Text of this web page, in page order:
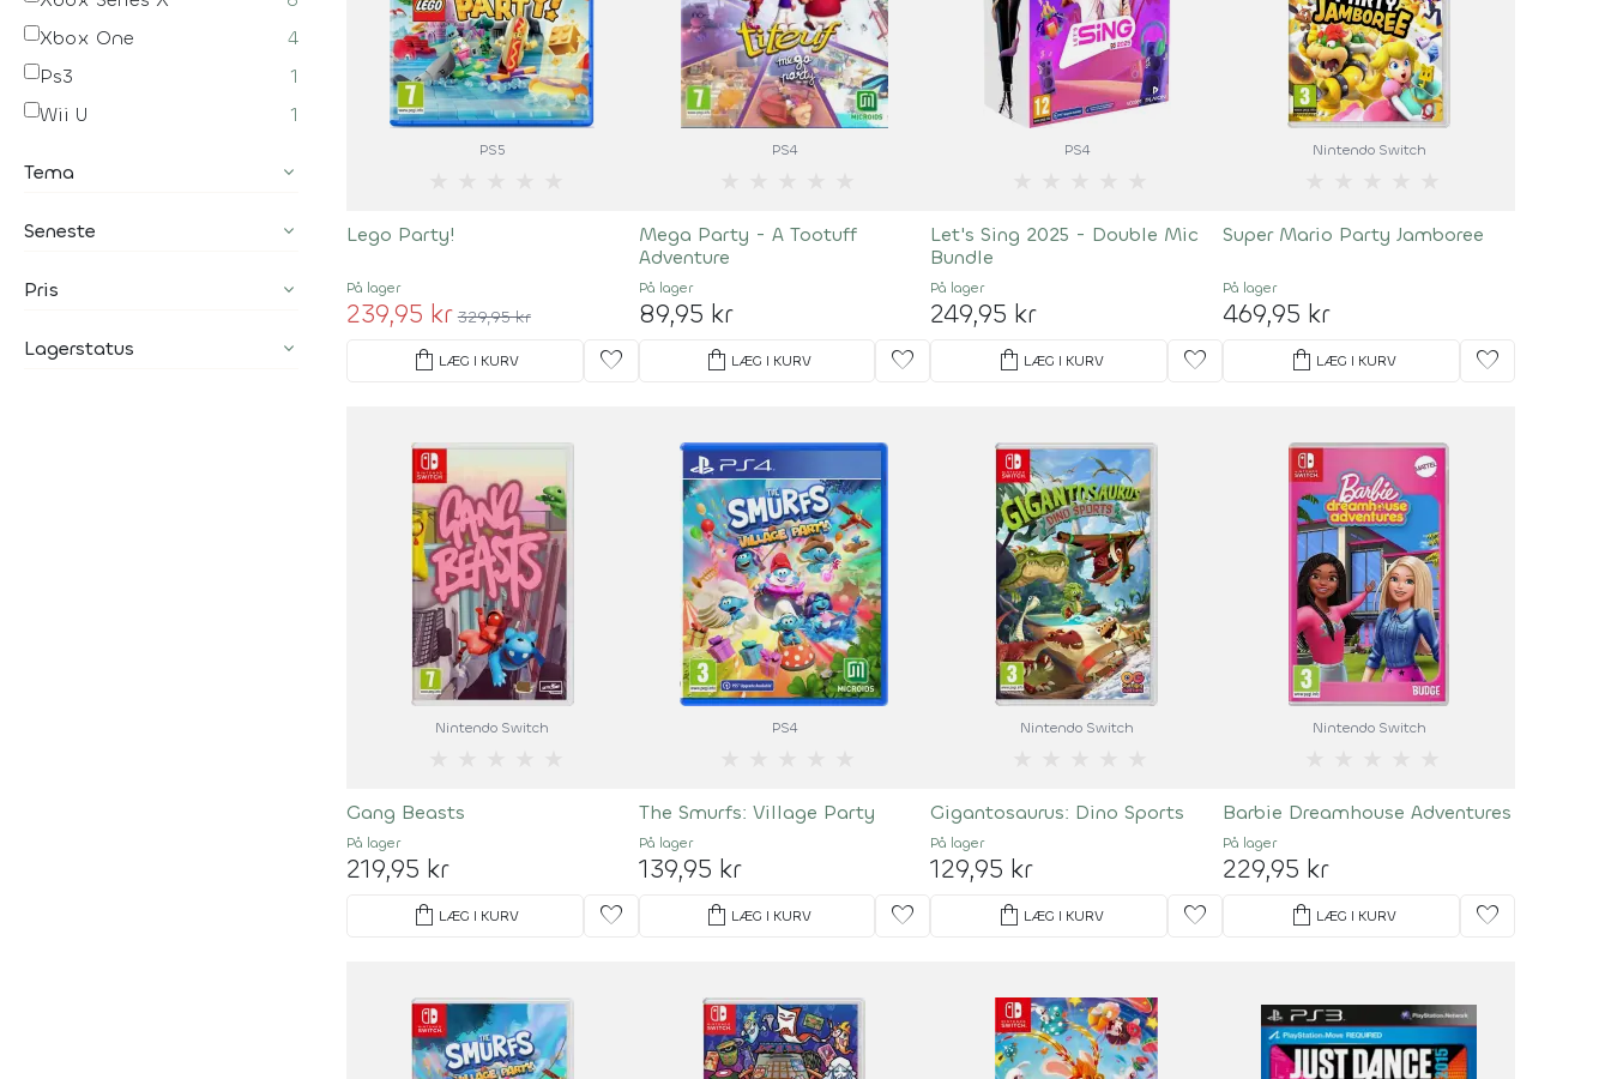
Xbox One
4
Ps3
1
Wii U
1
Tema
Seneste
Pris
Lagerstatus
PS5
Lego Party!
På lager
239,95 kr 329,95 kr
shopping_bag LÆG I KURV favorite
PS4
Mega Party - A Tootuff
Adventure
På lager
89,95 kr
shopping_bag LÆG I KURV favorite
PS4
Let's Sing 2025 - Double Mic
Bundle
På lager
249,95 kr
shopping_bag LÆG I KURV favorite
Nintendo Switch
Super Mario Party Jamboree
På lager
469,95 kr
shopping_bag LÆG I KURV favorite
Nintendo Switch
Gang Beasts
På lager
219,95 kr
shopping_bag LÆG I KURV favorite
PS4
The Smurfs: Village Party
På lager
139,95 kr
shopping_bag LÆG I KURV favorite
Nintendo Switch
Gigantosaurus: Dino Sports
På lager
129,95 kr
shopping_bag LÆG I KURV favorite
Nintendo Switch
Barbie Dreamhouse Adventures
På lager
229,95 kr
shopping_bag LÆG I KURV favorite